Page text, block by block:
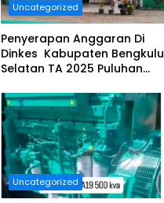
Uncategorized
Penyerapan Anggaran Di
Dinkes Kabupaten Bengkulu
Selatan TA 2025 Puluhan
Dan Segera Dilaporkan.
Uncategorized